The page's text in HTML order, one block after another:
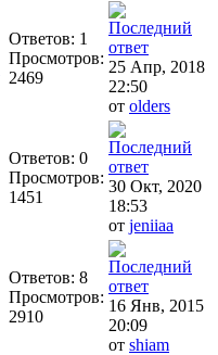
Ответов: 1
Просмотров:
2469
25 Апр, 2018
22:50
от olders
Ответов: 0
Просмотров:
1451
30 Окт, 2020
18:53
от jeniiaa
Ответов: 8
Просмотров:
2910
16 Янв, 2015
20:09
от shiam